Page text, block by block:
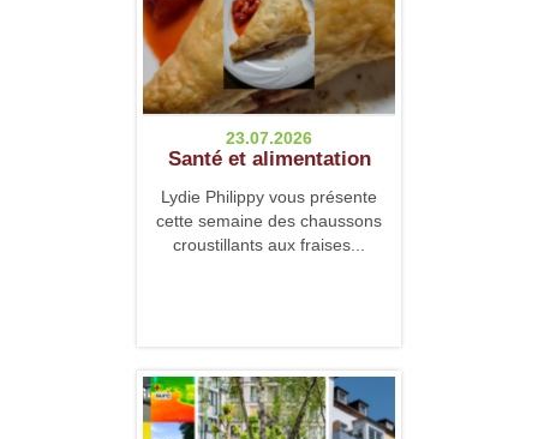
23.07.2026
Santé et alimentation
Lydie Philippy vous présente
cette semaine des chaussons
croustillants aux fraises...